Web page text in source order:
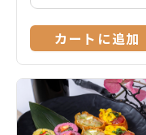
カートに追加